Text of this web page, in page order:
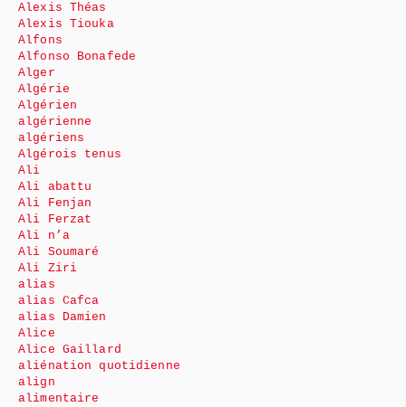
Alexis Théas
Alexis Tiouka
Alfons
Alfonso Bonafede
Alger
Algérie
Algérien
algérienne
algériens
Algérois tenus
Ali
Ali abattu
Ali Fenjan
Ali Ferzat
Ali n’a
Ali Soumaré
Ali Ziri
alias
alias Cafca
alias Damien
Alice
Alice Gaillard
aliénation quotidienne
align
alimentaire